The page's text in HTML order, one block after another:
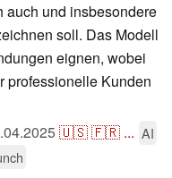
auch und insbesondere
soll. Das Modell
eignen, wobei
professionelle Kunden
🇺🇸🇫🇷 ... AI